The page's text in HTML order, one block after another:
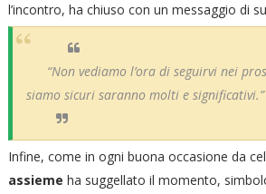
l’incontro, ha chiuso con un messaggio di
“Non vediamo l’ora di seguirvi nei
siamo sicuri saranno molti e significativi.”
Infine, come in ogni buona occasione da
assieme ha suggellato il momento,